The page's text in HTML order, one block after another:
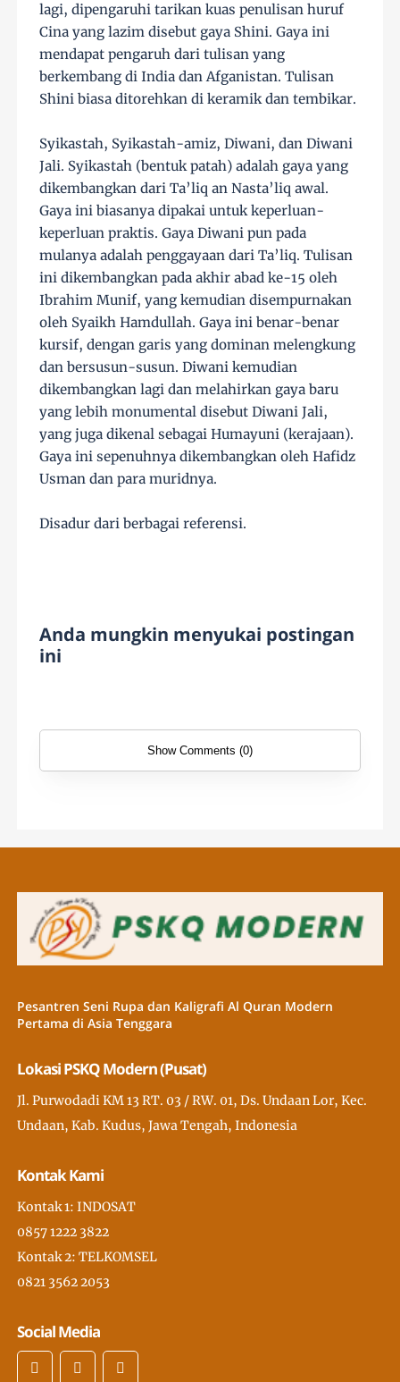
lagi, dipengaruhi tarikan kuas penulisan huruf
Cina yang lazim disebut gaya Shini. Gaya ini
mendapat pengaruh dari tulisan yang
berkembang di India dan Afganistan. Tulisan
Shini biasa ditorehkan di keramik dan tembikar.
Syikastah, Syikastah-amiz, Diwani, dan Diwani
Jali. Syikastah (bentuk patah) adalah gaya yang
dikembangkan dari Ta’liq an Nasta’liq awal.
Gaya ini biasanya dipakai untuk keperluan-
keperluan praktis. Gaya Diwani pun pada
mulanya adalah penggayaan dari Ta’liq. Tulisan
ini dikembangkan pada akhir abad ke-15 oleh
Ibrahim Munif, yang kemudian disempurnakan
oleh Syaikh Hamdullah. Gaya ini benar-benar
kursif, dengan garis yang dominan melengkung
dan bersusun-susun. Diwani kemudian
dikembangkan lagi dan melahirkan gaya baru
yang lebih monumental disebut Diwani Jali,
yang juga dikenal sebagai Humayuni (kerajaan).
Gaya ini sepenuhnya dikembangkan oleh Hafidz
Usman dan para muridnya.
Disadur dari berbagai referensi.
Anda mungkin menyukai postingan
ini
Show Comments (0)
Pesantren Seni Rupa dan Kaligrafi Al Quran Modern
Pertama di Asia Tenggara
Lokasi PSKQ Modern (Pusat)
Jl. Purwodadi KM 13 RT. 03 / RW. 01, Ds. Undaan Lor, Kec.
Undaan, Kab. Kudus, Jawa Tengah, Indonesia
Kontak Kami
Kontak 1: INDOSAT
0857 1222 3822
Kontak 2: TELKOMSEL
0821 3562 2053
Social Media